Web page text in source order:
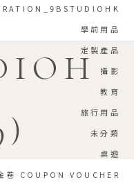
學前用品
定製產品
攝影
教育
旅行用品
未分類
桌遊
卷 COUPON VOUCHER